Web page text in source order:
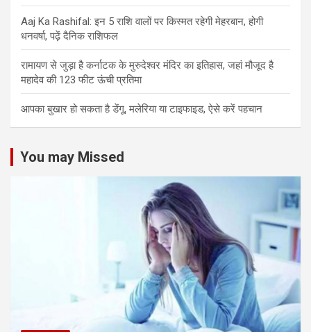
Aaj Ka Rashifal: इन 5 राशि वालों पर किस्मत रहेगी मेहरबान, होगी
धनवर्षा, पढ़ें दैनिक राशिफल
रामायण से जुड़ा है कर्नाटक के मुरुदेश्वर मंदिर का इतिहास, जहां मौजूद है
महादेव की 123 फीट ऊंची प्रतिमा
आपका बुखार हो सकता है डेंगू, मलेरिया या टाइफाइड, ऐसे करें पहचान
You may Missed